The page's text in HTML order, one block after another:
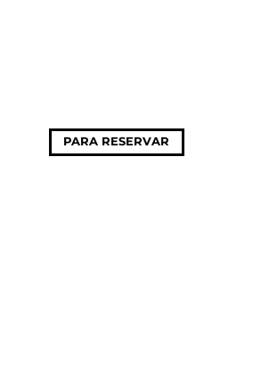
PARA RESERVAR